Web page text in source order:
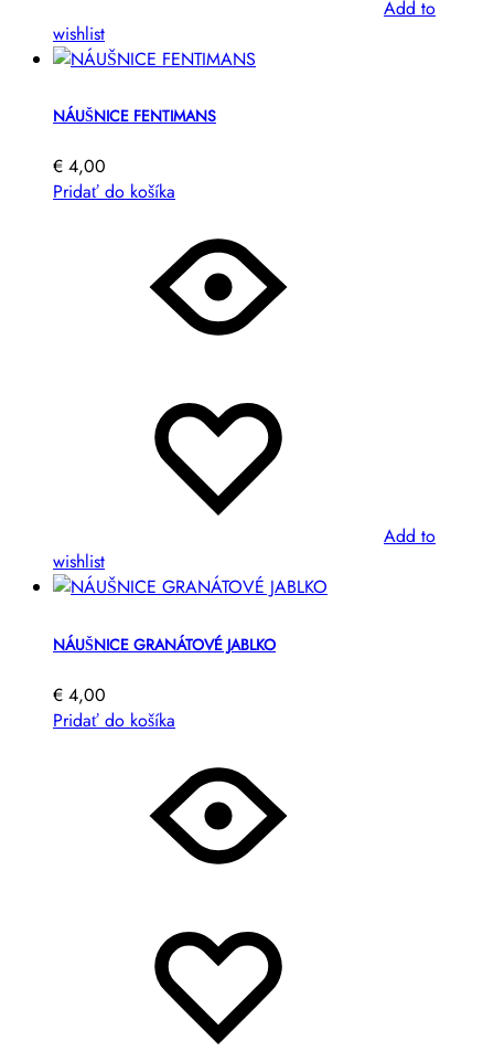
Add to
wishlist
NÁUŠNICE FENTIMANS
€ 4,00
Pridať do košíka
Add to
wishlist
NÁUŠNICE GRANÁTOVÉ JABLKO
€ 4,00
Pridať do košíka